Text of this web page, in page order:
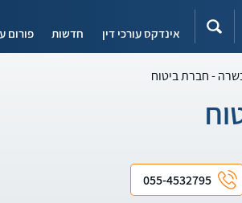
אינדקס עורכי דין חדשות פורום
- חברת ביטוח
055-4532795